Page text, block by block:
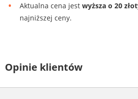
Aktualna cena jest wyższa o 20
najniższej ceny.
Opinie klientów